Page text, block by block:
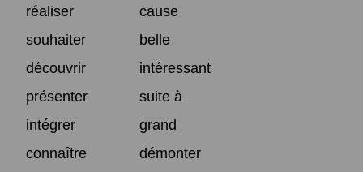
réaliser
cause
souhaiter
belle
découvrir
intéressant
présenter
suite à
intégrer
grand
connaître
démonter